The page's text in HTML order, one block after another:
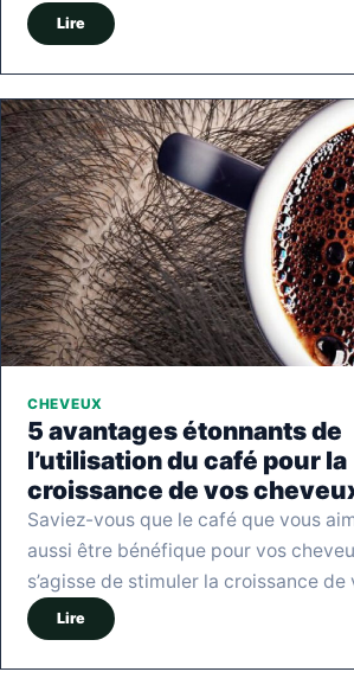
Lire
CHEVEUX
5 avantages étonnants de
l’utilisation du café pour la
croissance de vos
Saviez-vous que le café que vous
aussi être bénéfique pour vos
s’agisse de stimuler la croissance de
Lire